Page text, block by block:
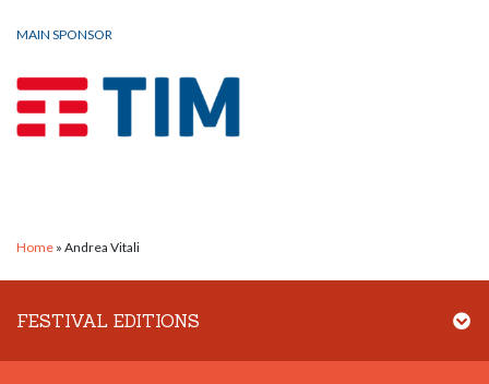
MAIN SPONSOR
Home » Andrea Vitali
FESTIVAL EDITIONS